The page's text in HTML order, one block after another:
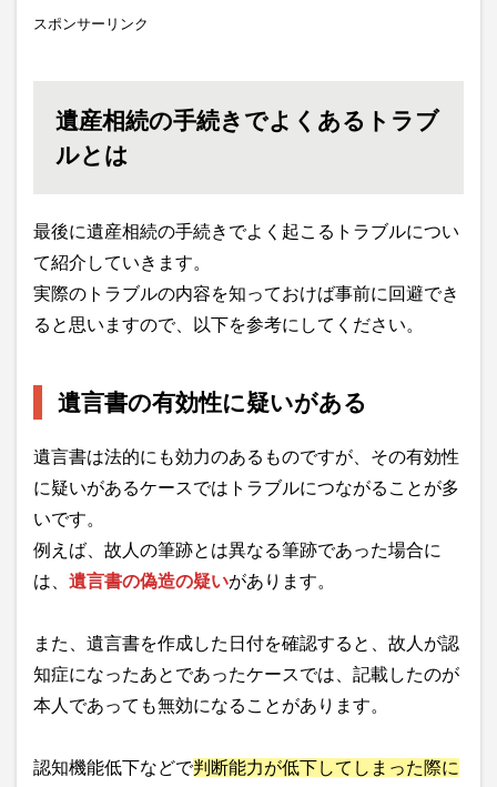
スポンサーリンク
遺産相続の手続きでよくあるトラブ
ルとは
最後に遺産相続の手続きでよく起こるトラブルについ
て紹介していきます。
実際のトラブルの内容を知っておけば事前に回避でき
ると思いますので、以下を参考にしてください。
遺言書の有効性に疑いがある
遺言書は法的にも効力のあるものですが、その有効性
に疑いがあるケースではトラブルにつながることが多
いです。
例えば、故人の筆跡とは異なる筆跡であった場合に
は、 遺言書の偽造の疑いがあります。
また、遺言書を作成した日付を確認すると、故人が認
知症になったあとであったケースでは、記載したのが
本人であっても無効になることがあります。
認知機能低下などで判断能力が低下してしまった際に